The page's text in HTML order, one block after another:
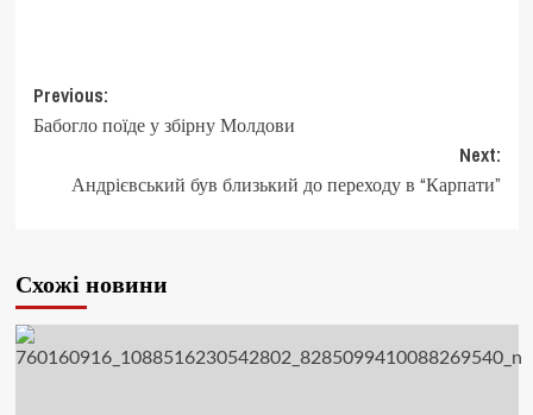
Post
navigation
Previous:
Бабогло поїде у збірну Молдови
Next:
Андрієвський був близький до переходу в “Карпати”
Схожі новини